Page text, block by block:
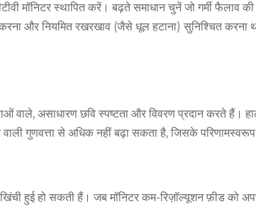
मॉनिटर स्थापित करें। बढ़ते समाधान चुनें जो गर्मी फैलाव
और नियमित रखरखाव (जैसे धूल हटाना) सुनिश्चित करना
वाले, असाधारण छवि स्पष्टता और विवरण प्रदान करते हैं।
वाली गुणवत्ता से अधिक नहीं बढ़ा सकता है, जिसके
हुई हो सकती हैं। जब मॉनिटर कम-रिज़ॉल्यूशन फ़ीड को